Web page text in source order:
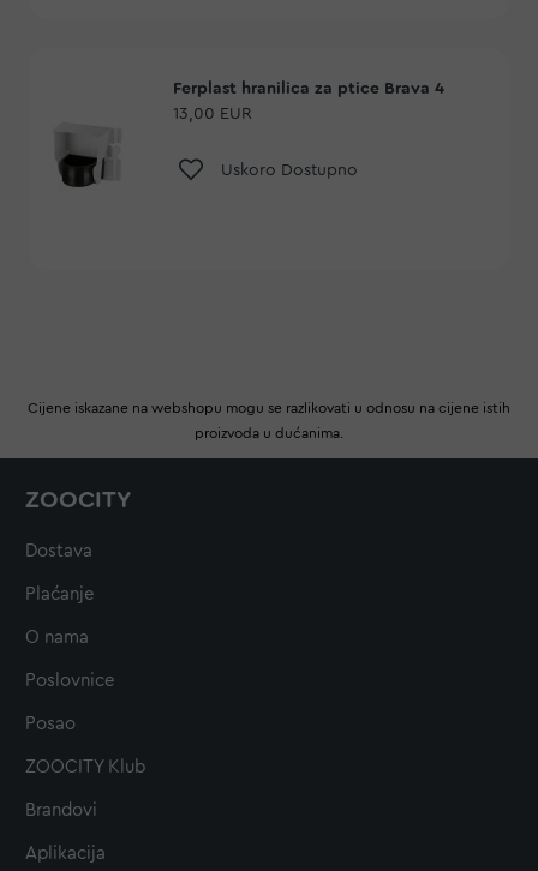
Ferplast hranilica za ptice Brava 4
13,00 EUR
Dodaj na listu želja
Uskoro Dostupno
Cijene iskazane na webshopu mogu se razlikovati u odnosu na cijene istih
proizvoda u dućanima.
ZOOCITY
Dostava
Plaćanje
O nama
Poslovnice
Posao
ZOOCITY Klub
Brandovi
Aplikacija